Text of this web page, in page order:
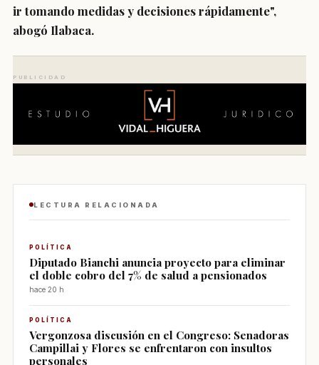
ir tomando medidas y decisiones rápidamente",
abogó Ilabaca.
PUBLICIDAD
LECTURA RELACIONADA
POLÍTICA
Diputado Bianchi anuncia proyecto para eliminar
el doble cobro del 7% de salud a pensionados
hace 20 h
POLÍTICA
Vergonzosa discusión en el Congreso: Senadoras
Campillai y Flores se enfrentaron con insultos
personales